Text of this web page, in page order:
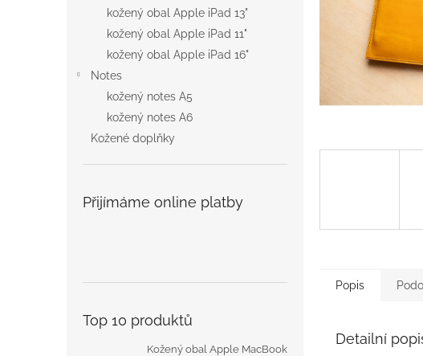
kožený obal Apple iPad 13"
kožený obal Apple iPad 11"
kožený obal Apple iPad 16"
Notes
kožený notes A5
kožený notes A6
Kožené doplňky
Přijímáme online platby
Top 10 produktů
Kožený obal Apple MacBook
Popis
Detailní